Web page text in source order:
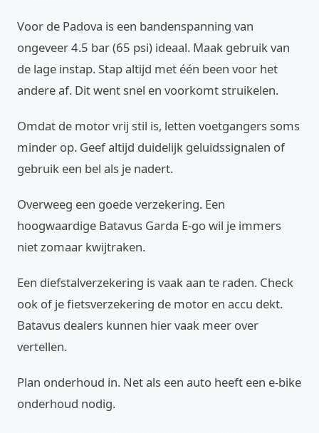
Voor de Padova is een bandenspanning van
ongeveer 4.5 bar (65 psi) ideaal. Maak gebruik van
de lage instap. Stap altijd met één been voor het
andere af. Dit went snel en voorkomt struikelen.
Omdat de motor vrij stil is, letten voetgangers soms
minder op. Geef altijd duidelijk geluidssignalen of
gebruik een bel als je nadert.
Overweeg een goede verzekering. Een
hoogwaardige Batavus Garda E-go wil je immers
niet zomaar kwijtraken.
Een diefstalverzekering is vaak aan te raden. Check
ook of je fietsverzekering de motor en accu dekt.
Batavus dealers kunnen hier vaak meer over
vertellen.
Plan onderhoud in. Net als een auto heeft een e-bike
onderhoud nodig.